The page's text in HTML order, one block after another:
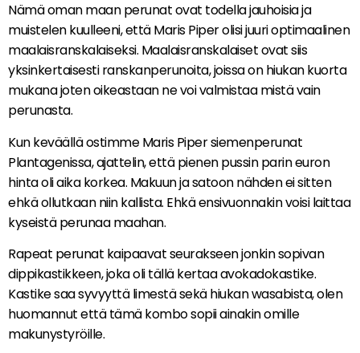
Nämä oman maan perunat ovat todella jauhoisia ja
muistelen kuulleeni, että Maris Piper olisi juuri optimaalinen
maalaisranskalaiseksi. Maalaisranskalaiset ovat siis
yksinkertaisesti ranskanperunoita, joissa on hiukan kuorta
mukana joten oikeastaan ne voi valmistaa mistä vain
perunasta.
Kun keväällä ostimme Maris Piper siemenperunat
Plantagenissa, ajattelin, että pienen pussin parin euron
hinta oli aika korkea. Makuun ja satoon nähden ei sitten
ehkä ollutkaan niin kallista. Ehkä ensivuonnakin voisi laittaa
kyseistä perunaa maahan.
Rapeat perunat kaipaavat seurakseen jonkin sopivan
dippikastikkeen, joka oli tällä kertaa avokadokastike.
Kastike saa syvyyttä limestä sekä hiukan wasabista, olen
huomannut että tämä kombo sopii ainakin omille
makunystyröille.